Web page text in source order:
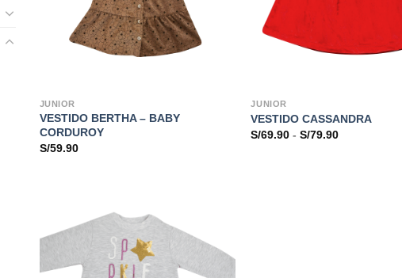
JUNIOR
VESTIDO BERTHA – BABY
CORDUROY
S/59.90
JUNIOR
VESTIDO CASSANDRA
S/69.90 - S/79.90Rango